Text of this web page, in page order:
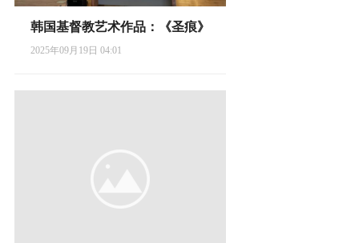
韩国基督教艺术作品：《圣痕》
2025年09月19日 04:01